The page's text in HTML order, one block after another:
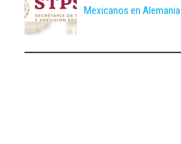
Mexicanos en Alemania